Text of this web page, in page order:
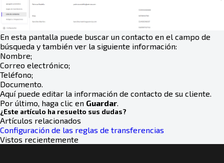
En esta pantalla puede buscar un contacto en el campo de
búsqueda y también ver la siguiente información:
Nombre;
Correo electrónico;
Teléfono;
Documento.
Aquí puede editar la información de contacto de su cliente.
Por último, haga clic en Guardar.
¿Este artículo ha resuelto sus dudas?
Artículos relacionados
Configuración de las reglas de transferencias
Vistos recientemente